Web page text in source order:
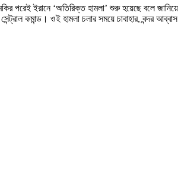
পরেই ইরানে ‘অতিরিক্ত হামলা’ শুরু হয়েছে বলে
কমান্ড। ওই হামলা চলার সময়ে চাবাহার, বন্দর